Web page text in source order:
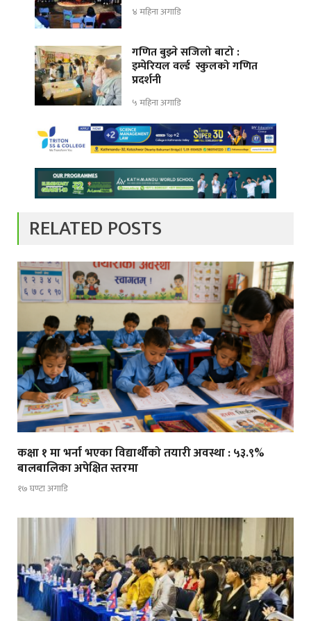
४ महिना अगाडि
गणित बुझ्ने सजिलो बाटो :
इम्पेरियल वर्ल्ड स्कुलको गणित
प्रदर्शनी
५ महिना अगाडि
RELATED POSTS
कक्षा १ मा भर्ना भएका विद्यार्थीको तयारी अवस्था : ५३.९%
बालबालिका अपेक्षित स्तरमा
१७ घण्टा अगाडि